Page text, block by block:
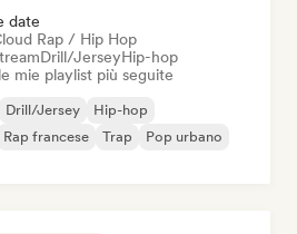
date
Rap / Hip Hop
Drill/JerseyHip-hop
mie playlist più seguite
Drill/Jersey
Hip-hop
Rap francese Trap
Pop urbano